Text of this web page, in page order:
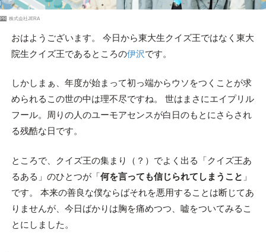
PR 株式会社JERA
おはようございます。 今日から東大生クイズ王ではなく東大
院生クイズ王であるところの伊沢です。
しかしまぁ、年度が始まって初っ端からウソをつくことが求
められるこの世の中は理不尽ですね。 世はまさにエイプリル
フール。周りの人のユーモアセンスが白日のもとにさらされ
る残酷な日です。
ところで、クイズ王の集まり（？）でよく出る「クイズ王あ
るある」のひとつが「何を言っても信じられてしまうこと 」
です。 本来の善良な僕ならばそれを悪用することは断じてあ
りませんが、今日ばかりは胸を痛めつつ、嘘をついてみるこ
とにしました。